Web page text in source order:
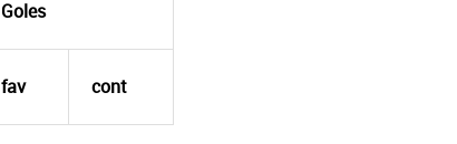
Goles
fav cont